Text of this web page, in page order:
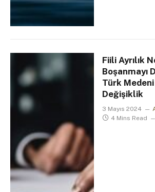
Fiili Ayrılık
Boşanmayı
Türk Medeni
Değişiklik
3 Mayıs 2024
4 Mins Read